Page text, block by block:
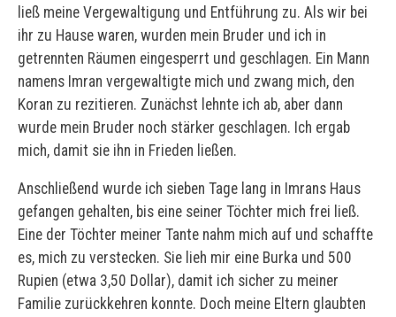
ließ meine Vergewaltigung und Entführung zu. Als wir bei
ihr zu Hause waren, wurden mein Bruder und ich in
getrennten Räumen eingesperrt und geschlagen. Ein Mann
namens Imran vergewaltigte mich und zwang mich, den
Koran zu rezitieren. Zunächst lehnte ich ab, aber dann
wurde mein Bruder noch stärker geschlagen. Ich ergab
mich, damit sie ihn in Frieden ließen.
Anschließend wurde ich sieben Tage lang in Imrans Haus
gefangen gehalten, bis eine seiner Töchter mich frei ließ.
Eine der Töchter meiner Tante nahm mich auf und schaffte
es, mich zu verstecken. Sie lieh mir eine Burka und 500
Rupien (etwa 3,50 Dollar), damit ich sicher zu meiner
Familie zurückkehren konnte. Doch meine Eltern glaubten